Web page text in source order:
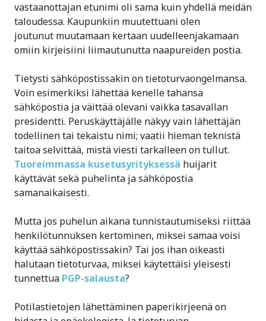
vastaanottajan etunimi oli sama kuin yhdellä meidän
taloudessa. Kaupunkiin muutettuani olen
joutunut muutamaan kertaan uudelleenjakamaan
omiin kirjeisiini liimautunutta naapureiden postia.
Tietysti sähköpostissakin on tietoturvaongelmansa.
Voin esimerkiksi lähettää kenelle tahansa
sähköpostia ja väittää olevani vaikka tasavallan
presidentti. Peruskäyttäjälle näkyy vain lähettäjän
todellinen tai tekaistu nimi; vaatii hieman teknistä
taitoa selvittää, mistä viesti tarkalleen on tullut.
Tuoreimmassa kusetusyrityksessä huijarit
käyttävät sekä puhelinta ja sähköpostia
samanaikaisesti.
Mutta jos puhelun aikana tunnistautumiseksi riittää
henkilötunnuksen kertominen, miksei samaa voisi
käyttää sähköpostissakin? Tai jos ihan oikeasti
halutaan tietoturvaa, miksei käytettäisi yleisesti
tunnettua PGP-salausta?
Potilastietojen lähettäminen paperikirjeenä on